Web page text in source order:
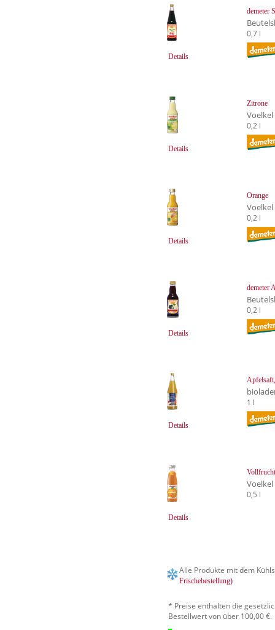
Details
demeter
0,7 l
Details
Zitrone
Voelkel
0,2 l
Details
Orange
Voelkel
0,2 l
Details
demeter
0,2 l
Details
1 l
Details
Voelkel
0,5 l
Alle Produkte mit dem
Frischebestellung)
* Preise enthalten die
Bestellwert von über 100,00 €.